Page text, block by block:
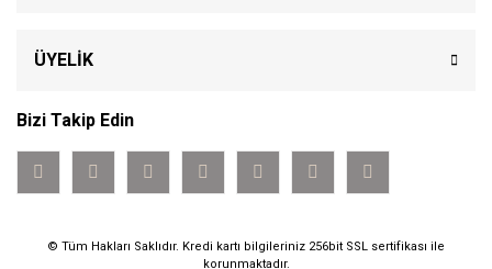
ÜYELİK
Bizi Takip Edin
© Tüm Hakları Saklıdır. Kredi kartı bilgileriniz 256bit SSL sertifikası ile
korunmaktadır.